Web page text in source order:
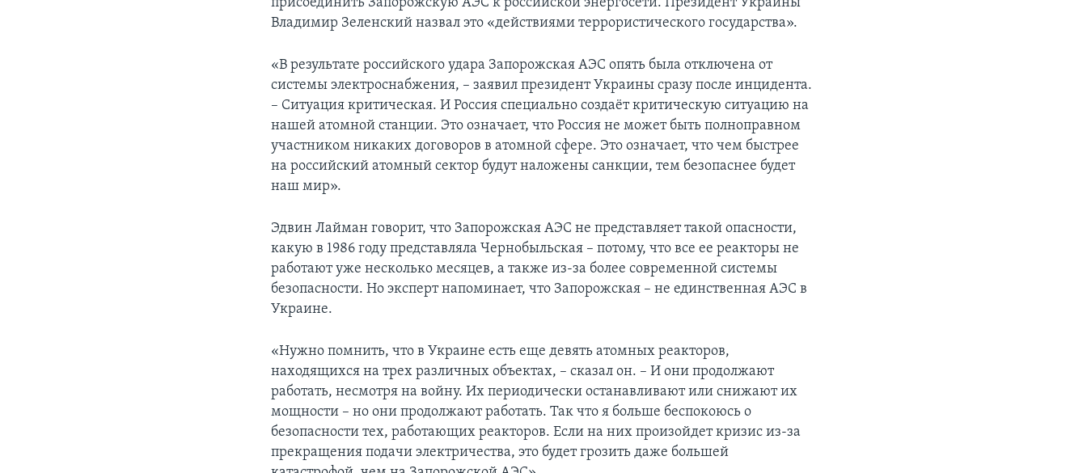
Владимир Зеленский назвал это «действиями террористического государства».
«В результате российского удара Запорожская АЭС опять была отключена от
системы электроснабжения, – заявил президент Украины сразу после инцидента.
– Ситуация критическая. И Россия специально создаёт критическую ситуацию на
нашей атомной станции. Это означает, что Россия не может быть полноправном
участником никаких договоров в атомной сфере. Это означает, что чем быстрее
на российский атомный сектор будут наложены санкции, тем безопаснее будет
наш мир».
Эдвин Лайман говорит, что Запорожская АЭС не представляет такой опасности,
какую в 1986 году представляла Чернобыльская – потому, что все ее реакторы не
работают уже несколько месяцев, а также из-за более современной системы
безопасности. Но эксперт напоминает, что Запорожская – не единственная АЭС в
Украине.
«Нужно помнить, что в Украине есть еще девять атомных реакторов,
находящихся на трех различных объектах, – сказал он. – И они продолжают
работать, несмотря на войну. Их периодически останавливают или снижают их
мощности – но они продолжают работать. Так что я больше беспокоюсь о
безопасности тех, работающих реакторов. Если на них произойдет кризис из-за
прекращения подачи электричества, это будет грозить даже большей